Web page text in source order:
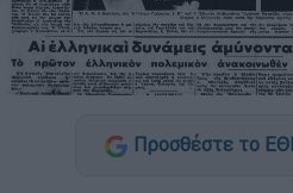
Προσθέστε το